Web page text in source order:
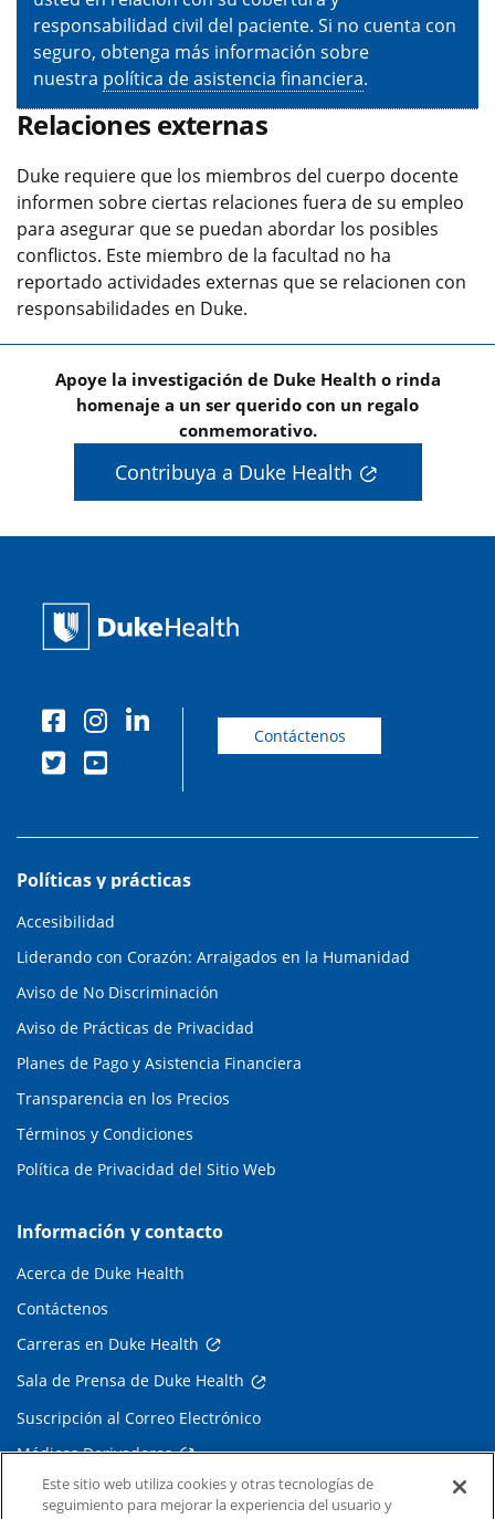
responsabilidad civil del paciente. Si no cuenta con
seguro, obtenga más información sobre
nuestra política de asistencia financiera.
Relaciones externas
Duke requiere que los miembros del cuerpo docente
informen sobre ciertas relaciones fuera de su empleo
para asegurar que se puedan abordar los posibles
conflictos. Este miembro de la facultad no ha
reportado actividades externas que se relacionen con
responsabilidades en Duke.
Apoye la investigación de Duke Health o rinda
homenaje a un ser querido con un regalo
conmemorativo.
Contribuya a Duke Health
Contáctenos
Políticas y prácticas
Accesibilidad
Liderando con Corazón: Arraigados en la Humanidad
Aviso de No Discriminación
Aviso de Prácticas de Privacidad
Planes de Pago y Asistencia Financiera
Transparencia en los Precios
Términos y Condiciones
Política de Privacidad del Sitio Web
Información y contacto
Acerca de Duke Health
Contáctenos
Carreras en Duke Health
Sala de Prensa de Duke Health
Suscripción al Correo Electrónico
Médicos Derivadores
Este sitio web utiliza cookies y otras tecnologías de
seguimiento para mejorar la experiencia del usuario y